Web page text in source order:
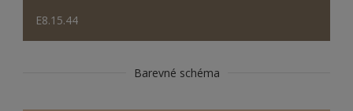
E8.15.44
Barevné schéma